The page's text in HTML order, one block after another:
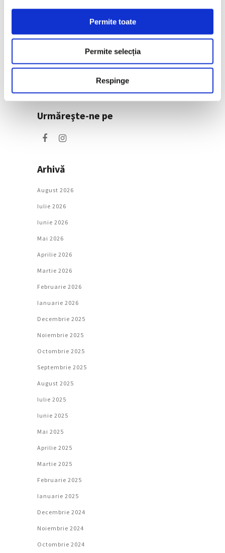
Permite toate
Permite selecția
Respinge
Categorii
Natură
Urmăreşte-ne pe
Arhivă
August 2026
Iulie 2026
Iunie 2026
Mai 2026
Aprilie 2026
Martie 2026
Februarie 2026
Ianuarie 2026
Decembrie 2025
Noiembrie 2025
Octombrie 2025
Septembrie 2025
August 2025
Iulie 2025
Iunie 2025
Mai 2025
Aprilie 2025
Martie 2025
Februarie 2025
Ianuarie 2025
Decembrie 2024
Noiembrie 2024
Octombrie 2024